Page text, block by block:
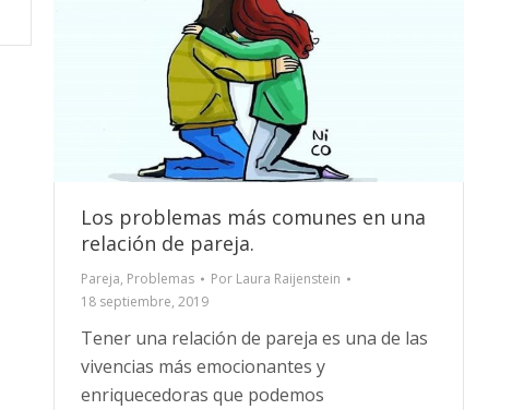
Los problemas más comunes en una
relación de pareja.
Pareja, Problemas Por Laura Raijenstein
18 septiembre, 2019
Tener una relación de pareja es una de las
vivencias más emocionantes y
enriquecedoras que podemos